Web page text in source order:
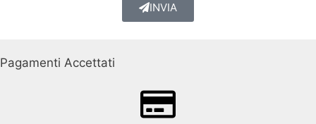
INVIA
Pagamenti Accettati